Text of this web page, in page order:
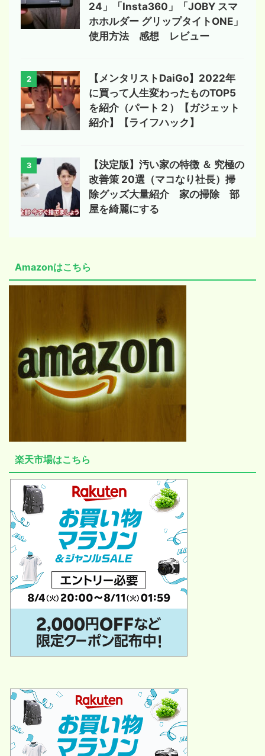
24」「Insta360」「JOBY スマ
ホホルダー グリップタイトONE」
使用方法 感想 レビュー
2
【メンタリストDaiGo】2022年
に買って人生変わったものTOP5
を紹介（パート２）【ガジェット
紹介】【ライフハック】
3
【決定版】汚い家の特徴 ＆ 究極の
改善策 20選（マコなり社長）掃
除グッズ大量紹介 家の掃除 部
屋を綺麗にする
Amazonはこちら
楽天市場はこちら